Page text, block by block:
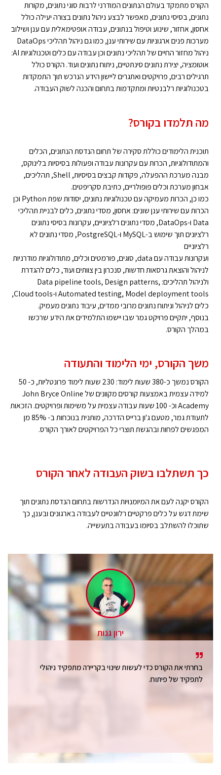
הקורס מתמקד בעולם הנתונים המודרני לרבות סוגי נתונים, מקורות
נתונים, בסיסי נתונים, מאפשר לבצע ניהול נתונים בצורה יעילה כולל
אחסון, אחזור, שינוע וטיפול בנתונים, עבודה אופטימאלית עם ענן ושילוב
מערכות פנים ארגוניות עם שירותי ענן, כמו גם ניהול תהליכי DataOps
ניהול מחזור החיים של תהליכי נתונים וכן עבודה עם כלים וטכנולוגיות AI:
אוטומציה, יצירת נתונים סינתטיים, ניתוח נתונים ועוד. הקורס כולל
תרגילים רבים, פרויקטים ואתגרים ליישון הידע הנרכש תוך התמקדות
בטכנולוגיות רלבנטיות ומתקדמות בתחום והכנה לשוק העבודה.
מה תלמדו בקורס?
תוכנית הלימודים כוללת סקירה של תחום הנדסת הנתונים, הכלים
והמתודולוגיות, הכרות עם עקרונות עבודה ופעולות בסיסיות בלינוקס,
מבנה מערכת ההפעלה, פקודות קבצים בסיסיות, Shell, תהליכים,
אבחון מערכת וכלים פופולריים, כתיבת סקריפטים.
כמו כן, הכרות מעמיקה עם טכנולוגיות נתונים, יסודות שפת Python וכן
הכרות עם שירותי ענן שונים: אחסון, מסדי נתונים, כלים לבניית תהליכי
Data ו-DataOps, מסדי נתונים רלציוניים, עקרונות בסיסי נתונים
רלציונים תוך שימוש ב-MySQL ו-PostgreSQL, מסדי נתונים לא
רלציוניים
ועקרונות עבודה עם data, סוגים, פורמטים וכלים, מתודולוגיות מודרניות
לניהול והוצאת גרסאות חדשות, סנכרון בין צוותים ועוד, כלים להגדרת
ולניהול תהליכים: Data pipeline tools, Design patterns,
Automated testing, Model deployment tools ו-Cloud tools,
כלים לניהול וניתוח נתונים מרובי ממדים, עיבוד נתונים מעמיק.
בנוסף, יתקיים פרויקט גמר שבו יישמו התלמידים את הידע שרכשו
במהלך הקורס.
משך הקורס, ימי הלימוד והתעודה
הקורס נמשך כ-380 שעות לימוד: 230 שעות לימוד פרונטליות, כ- 50
למידה עצמית באמצעות קורסים מקוונים של John Bryce Online
Academy וכ- 100 שעות עבודה עצמית על משימות ופרויקטים. הזכאות
לתעודת גמר, מטעם ג'ון ברייס הדרכה, מותנית בנוכחות ב- 85% מן
המפגשים לפחות ובהגשת תוצרי כל הפרויקטים לאורך הקורס.
כך תשתלבו בשוק העבודה לאחר הקורס
הקורס יקנה לעם את המיומנויות הנדרשות בתחום הנדסת נתונים תוך
שימת דגש על כלים פרקטיים רלוונטיים לעבודה בארגונים ובענן, כך
שתוכלו להשתלב בסיומו בעבודה בתעשייה.
ירון גנות
בחרתי את הקורס כדי לעשות שינוי בקריירה מתפקיד ניהולי
לתפקיד של פיתוח.